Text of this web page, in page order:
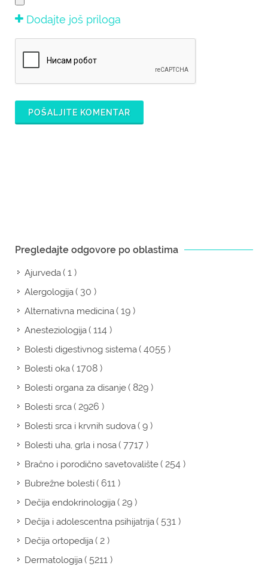
Dodajte još priloga
POŠALJITE KOMENTAR
Pregledajte odgovore po oblastima
Ajurveda( 1 )
Alergologija( 30 )
Alternativna medicina( 19 )
Anesteziologija( 114 )
Bolesti digestivnog sistema( 4055 )
Bolesti oka( 1708 )
Bolesti organa za disanje( 829 )
Bolesti srca( 2926 )
Bolesti srca i krvnih sudova( 9 )
Bolesti uha, grla i nosa( 7717 )
Bračno i porodično savetovalište( 254 )
Bubrežne bolesti( 611 )
Dečija endokrinologija( 29 )
Dečija i adolescentna psihijatrija( 531 )
Dečija ortopedija( 2 )
Dermatologija( 5211 )